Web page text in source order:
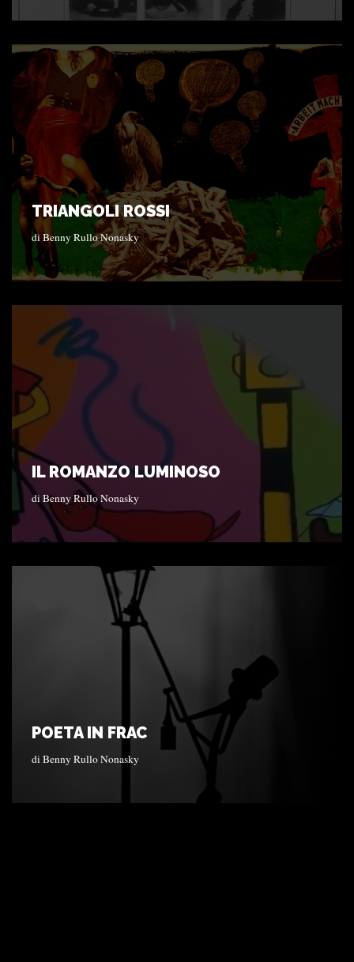
TRIANGOLI ROSSI
diBenny Rullo Nonasky
IL ROMANZO LUMINOSO
diBenny Rullo Nonasky
POETA IN FRAC
di Benny Rullo Nonasky